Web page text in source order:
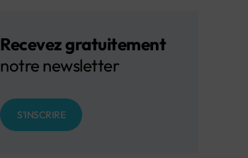
Recevez gratuitement
notre newsletter
S'INSCRIRE